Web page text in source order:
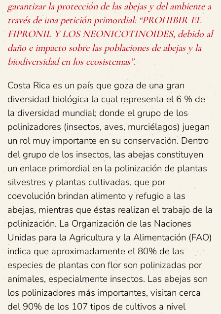
garantizar la protección de las abejas y del ambiente a
través de una petición primordial: “PROHIBIR EL
FIPRONIL Y LOS NEONICOTINOIDES, debido al
daño e impacto sobre las poblaciones de abejas y la
biodiversidad en los ecosistemas”.
Costa Rica es un país que goza de una gran
diversidad biológica la cual representa el 6 % de
la diversidad mundial; donde el grupo de los
polinizadores (insectos, aves, murciélagos) juegan
un rol muy importante en su conservación. Dentro
del grupo de los insectos, las abejas constituyen
un enlace primordial en la polinización de plantas
silvestres y plantas cultivadas, que por
coevolución brindan alimento y refugio a las
abejas, mientras que éstas realizan el trabajo de la
polinización. La Organización de las Naciones
Unidas para la Agricultura y la Alimentación (FAO)
indica que aproximadamente el 80% de las
especies de plantas con flor son polinizadas por
animales, especialmente insectos. Las abejas son
los polinizadores más importantes, visitan cerca
del 90% de los 107 tipos de cultivos a nivel